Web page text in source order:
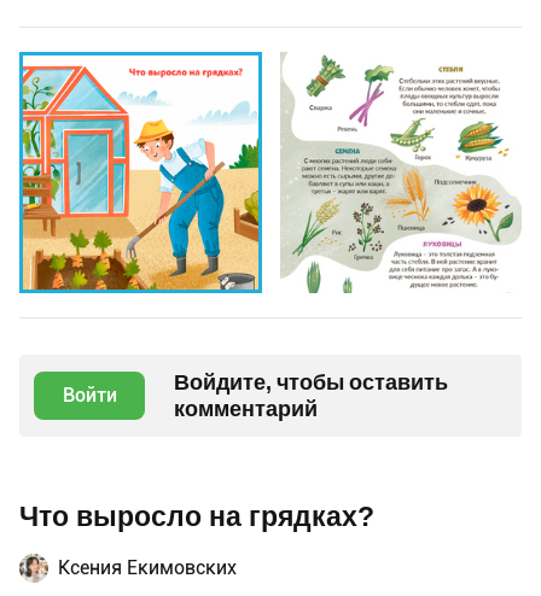
Войти
Войдите, чтобы оставить
комментарий
Что выросло на грядках?
Ксения Екимовских